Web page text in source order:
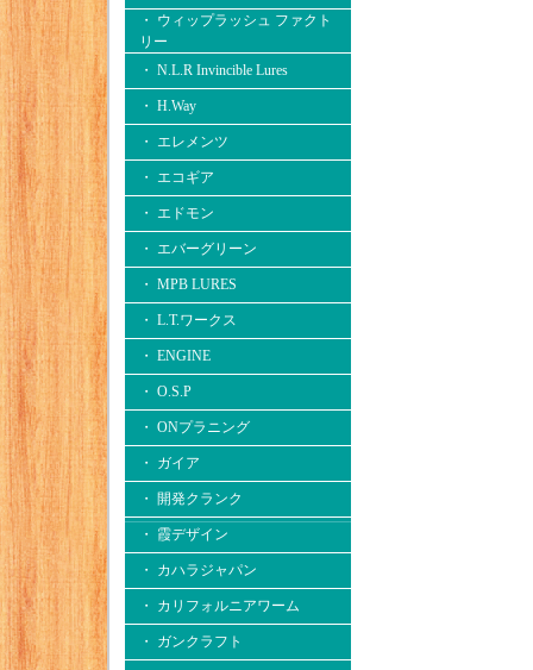
・ ウィップラッシュ ファクト
リー
・ N.L.R Invincible Lures
・ H.Way
・ エレメンツ
・ エコギア
・ エドモン
・ エバーグリーン
・ MPB LURES
・ L.T.ワークス
・ ENGINE
・ O.S.P
・ ONプラニング
・ ガイア
・ 開発クランク
・ 霞デザイン
・ カハラジャパン
・ カリフォルニアワーム
・ ガンクラフト